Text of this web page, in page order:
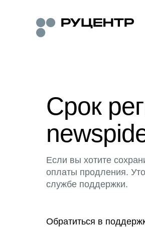
Срок
Если вы хотите
оплаты продления.
службе поддержки.
Обратиться в